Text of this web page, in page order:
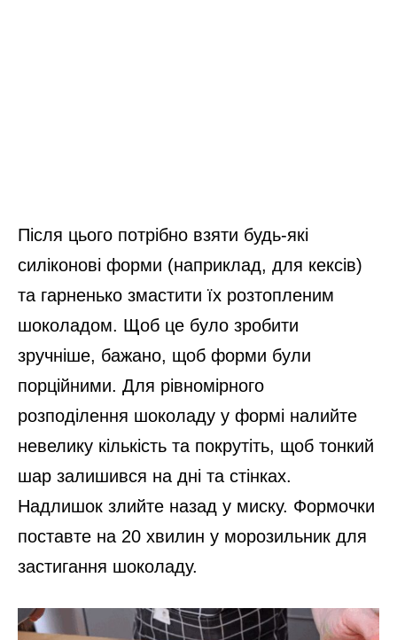
Після цього потрібно взяти будь-які
силіконові форми (наприклад, для кексів)
та гарненько змастити їх розтопленим
шоколадом. Щоб це було зробити
зручніше, бажано, щоб форми були
порційними. Для рівномірного
розподілення шоколаду у формі налийте
невелику кількість та покрутіть, щоб тонкий
шар залишився на дні та стінках.
Надлишок злийте назад у миску. Формочки
поставте на 20 хвилин у морозильник для
застигання шоколаду.